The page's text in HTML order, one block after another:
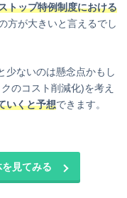
トップ特例制度における
方が大きいと言えるでし
少ないのは懸念点かもし
のコスト削減化)を考え
いくと予想できます。
を見てみる